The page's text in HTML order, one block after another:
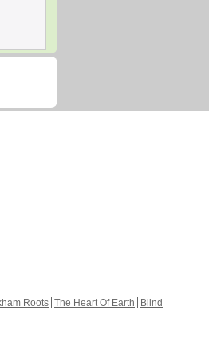
Roots The Heart Of Earth Blind